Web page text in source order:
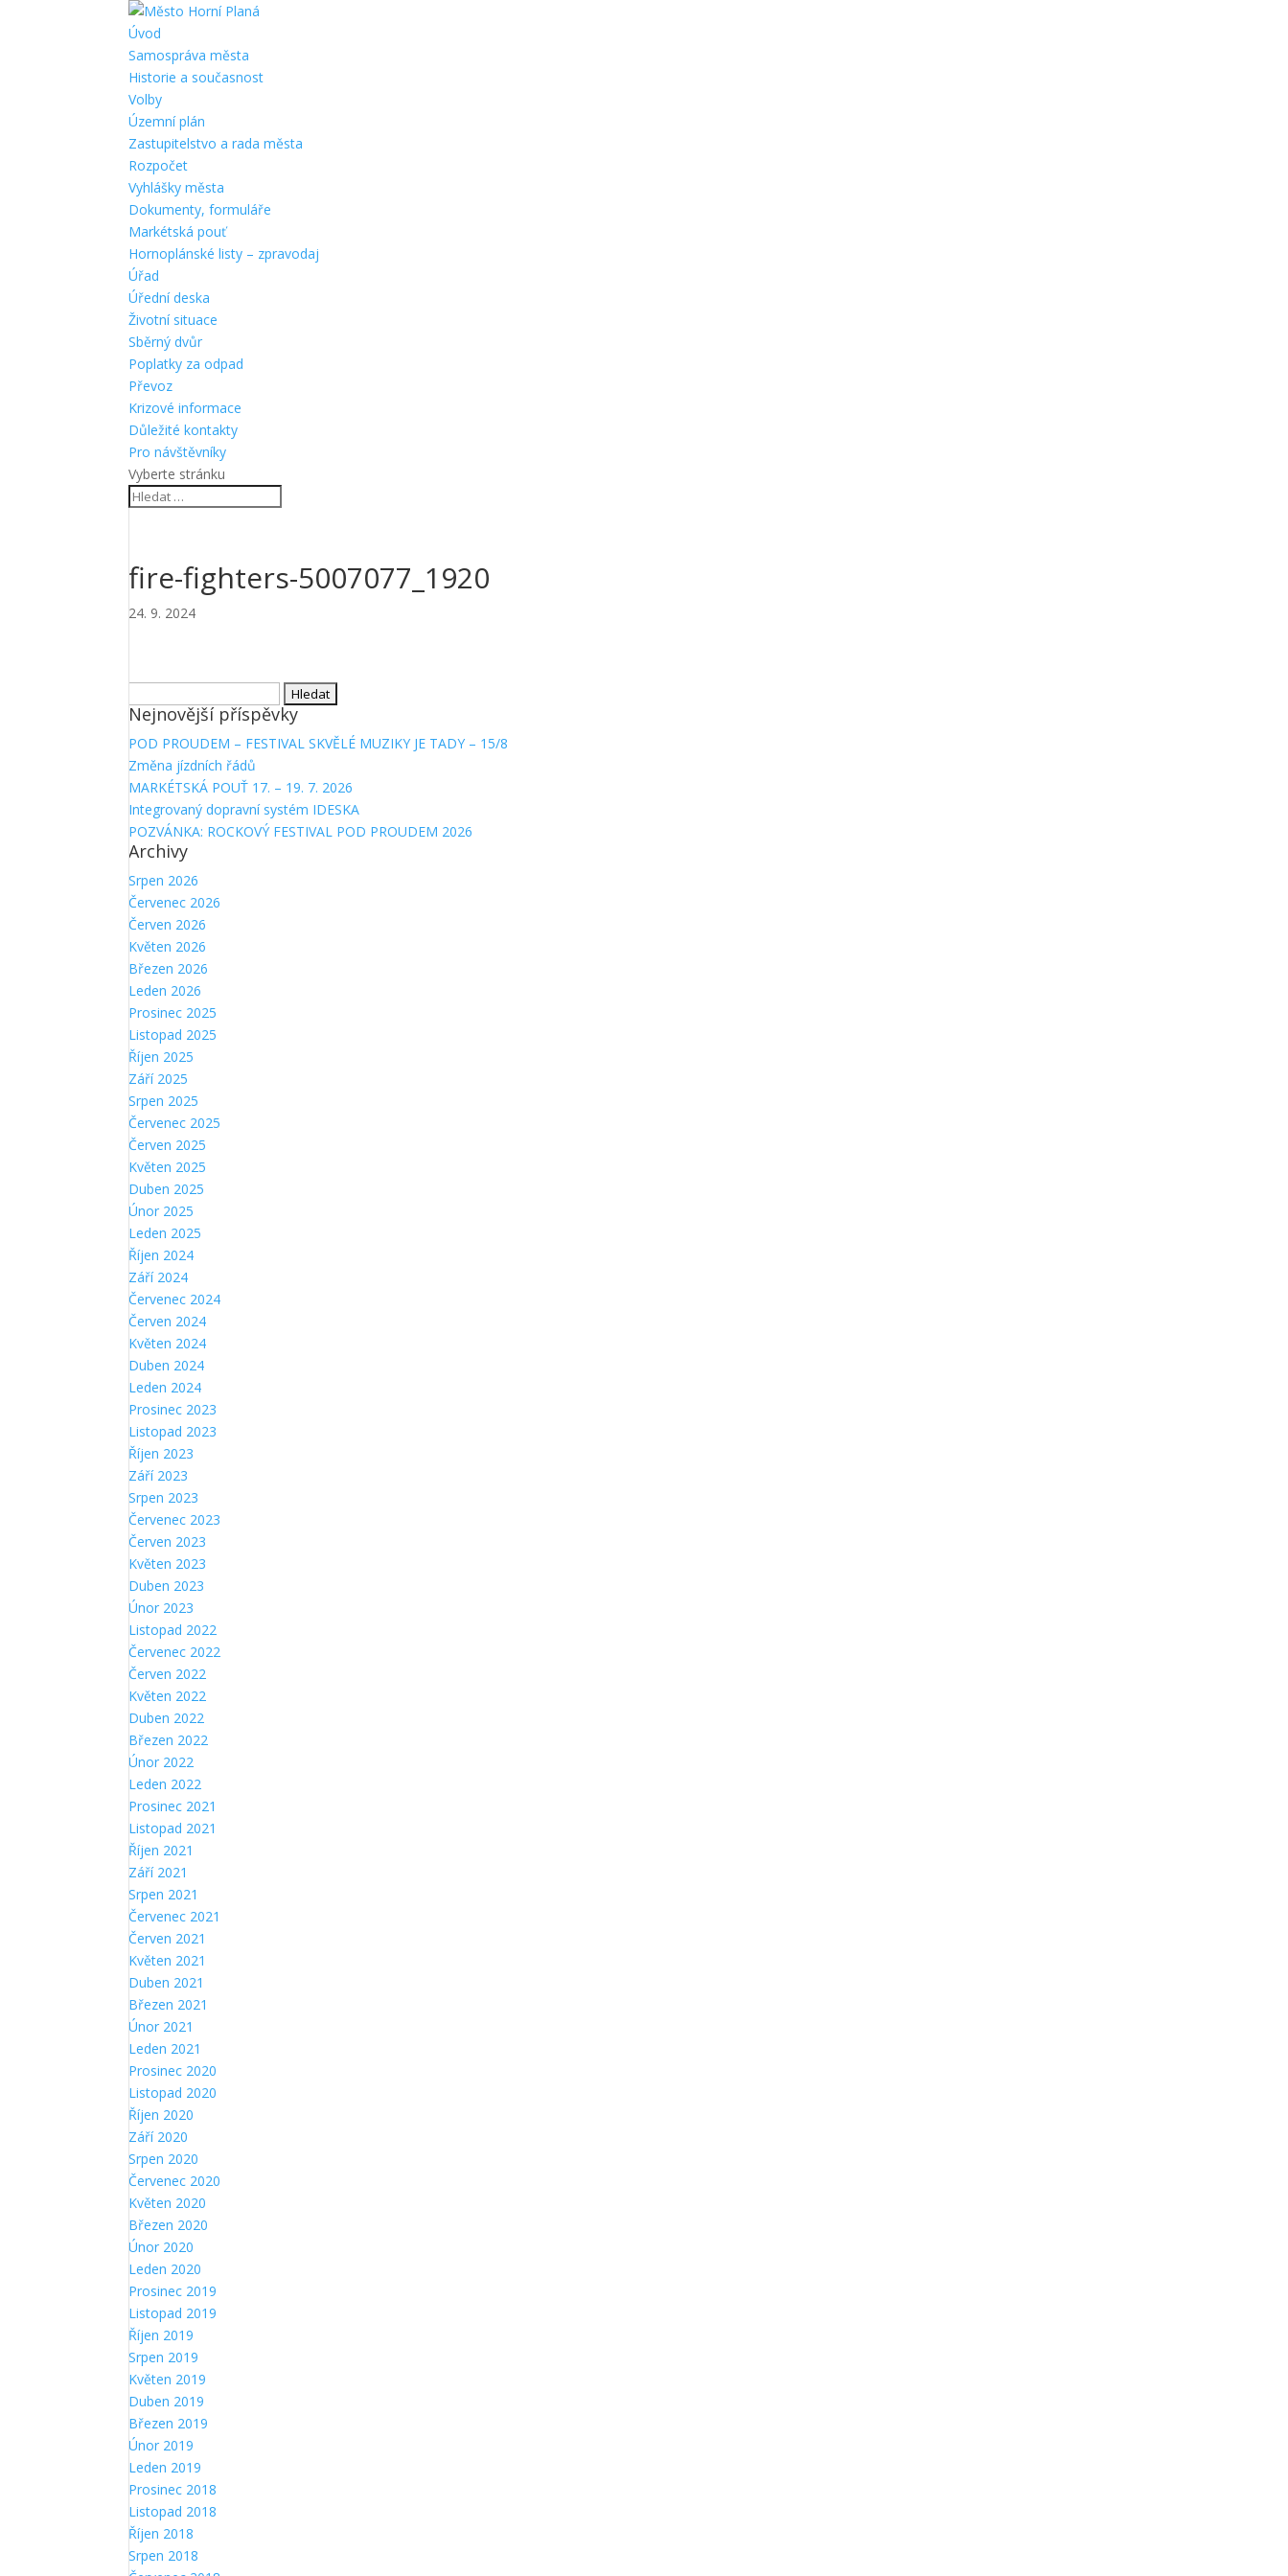
Úvod
Samospráva města
Historie a současnost
Volby
Územní plán
Zastupitelstvo a rada města
Rozpočet
Vyhlášky města
Dokumenty, formuláře
Markétská pouť
Hornoplánské listy – zpravodaj
Úřad
Úřední deska
Životní situace
Sběrný dvůr
Poplatky za odpad
Převoz
Krizové informace
Důležité kontakty
Pro návštěvníky
Vyberte stránku
fire-fighters-5007077_1920
24. 9. 2024
Nejnovější příspěvky
POD PROUDEM – FESTIVAL SKVĚLÉ MUZIKY JE TADY – 15/8
Změna jízdních řádů
MARKÉTSKÁ POUŤ 17. – 19. 7. 2026
Integrovaný dopravní systém IDESKA
POZVÁNKA: ROCKOVÝ FESTIVAL POD PROUDEM 2026
Archivy
Srpen 2026
Červenec 2026
Červen 2026
Květen 2026
Březen 2026
Leden 2026
Prosinec 2025
Listopad 2025
Říjen 2025
Září 2025
Srpen 2025
Červenec 2025
Červen 2025
Květen 2025
Duben 2025
Únor 2025
Leden 2025
Říjen 2024
Září 2024
Červenec 2024
Červen 2024
Květen 2024
Duben 2024
Leden 2024
Prosinec 2023
Listopad 2023
Říjen 2023
Září 2023
Srpen 2023
Červenec 2023
Červen 2023
Květen 2023
Duben 2023
Únor 2023
Listopad 2022
Červenec 2022
Červen 2022
Květen 2022
Duben 2022
Březen 2022
Únor 2022
Leden 2022
Prosinec 2021
Listopad 2021
Říjen 2021
Září 2021
Srpen 2021
Červenec 2021
Červen 2021
Květen 2021
Duben 2021
Březen 2021
Únor 2021
Leden 2021
Prosinec 2020
Listopad 2020
Říjen 2020
Září 2020
Srpen 2020
Červenec 2020
Květen 2020
Březen 2020
Únor 2020
Leden 2020
Prosinec 2019
Listopad 2019
Říjen 2019
Srpen 2019
Květen 2019
Duben 2019
Březen 2019
Únor 2019
Leden 2019
Prosinec 2018
Listopad 2018
Říjen 2018
Srpen 2018